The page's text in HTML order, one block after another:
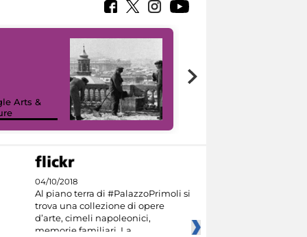
Arts &
04/10/2018
Al piano terra di #PalazzoPrimoli si
trova una collezione di opere
d’arte, cimeli napoleonici,
memorie familiari. La